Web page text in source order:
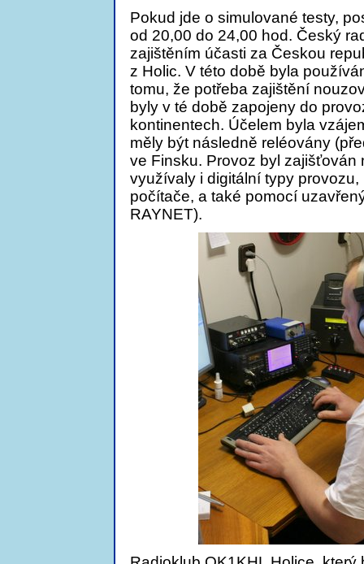
Pokud jde o simulované testy,
od 20,00 do 24,00 hod. Český
zajištěním účasti za Českou
z Holic. V této době byla
tomu, že potřeba zajištění
byly v té době zapojeny do
kontinentech. Účelem byla
měly být následně reléovány
ve Finsku. Provoz byl zajišťován
využívaly i digitální typy
počítače, a také pomocí
RAYNET).